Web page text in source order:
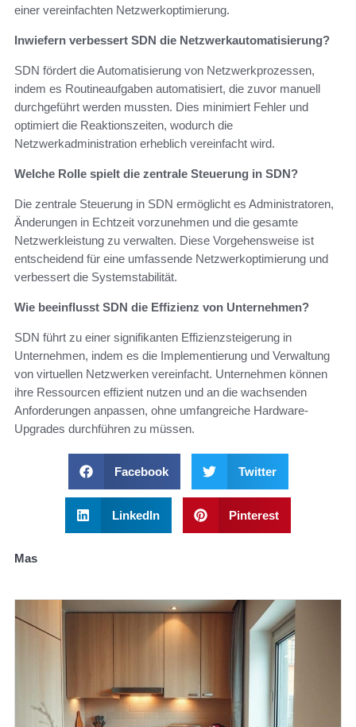
einer vereinfachten Netzwerkoptimierung.
Inwiefern verbessert SDN die Netzwerkautomatisierung?
SDN fördert die Automatisierung von Netzwerkprozessen,
indem es Routineaufgaben automatisiert, die zuvor manuell
durchgeführt werden mussten. Dies minimiert Fehler und
optimiert die Reaktionszeiten, wodurch die
Netzwerkadministration erheblich vereinfacht wird.
Welche Rolle spielt die zentrale Steuerung in SDN?
Die zentrale Steuerung in SDN ermöglicht es Administratoren,
Änderungen in Echtzeit vorzunehmen und die gesamte
Netzwerkleistung zu verwalten. Diese Vorgehensweise ist
entscheidend für eine umfassende Netzwerkoptimierung und
verbessert die Systemstabilität.
Wie beeinflusst SDN die Effizienz von Unternehmen?
SDN führt zu einer signifikanten Effizienzsteigerung in
Unternehmen, indem es die Implementierung und Verwaltung
von virtuellen Netzwerken vereinfacht. Unternehmen können
ihre Ressourcen effizient nutzen und an die wachsenden
Anforderungen anpassen, ohne umfangreiche Hardware-
Upgrades durchführen zu müssen.
Facebook Twitter
LinkedIn Pinterest
Mas